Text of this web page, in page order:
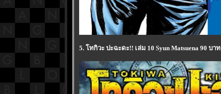
5. โทกิวะ ปะฉะดะ!! เล่ม 10 Syun Matsuena 90 บาท